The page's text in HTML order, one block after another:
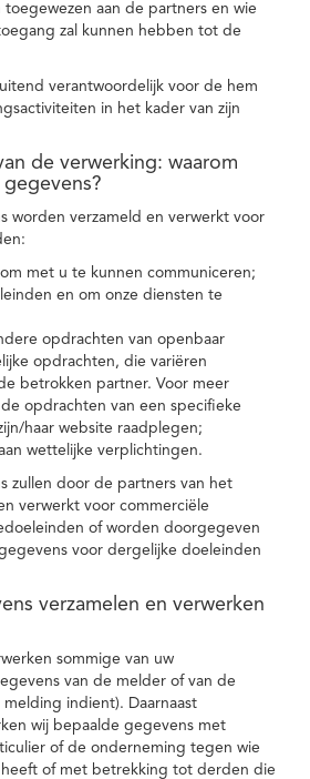
aan de partners en wie
zal kunnen hebben tot de
verantwoordelijk voor de hem
in het kader van zijn
de verwerking: waarom
worden verzameld en verwerkt voor
met u te kunnen communiceren;
en om onze diensten te
opdrachten van openbaar
opdrachten, die variëren
betrokken partner. Voor meer
opdrachten van een specifieke
haar website raadplegen;
wettelijke verplichtingen.
zullen door de partners van het
verwerkt voor commerciële
of worden doorgegeven
voor dergelijke doeleinden
verzamelen en verwerken
sommige van uw
van de melder of van de
indient). Daarnaast
wij bepaalde gegevens met
of de onderneming tegen wie
of met betrekking tot derden die